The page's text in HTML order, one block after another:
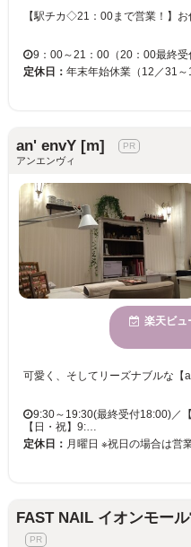
9：00～21：00（20：00最終受
定休日： 年末年始休業（12／31～
an' envY [m]
アンエンヴィ
楽天ビュ
9:30～19:30(最終受付18:00)／
【日・祝】9:…
定休日： 月曜日 ※祝日の場合は営
FAST NAIL イオンモー